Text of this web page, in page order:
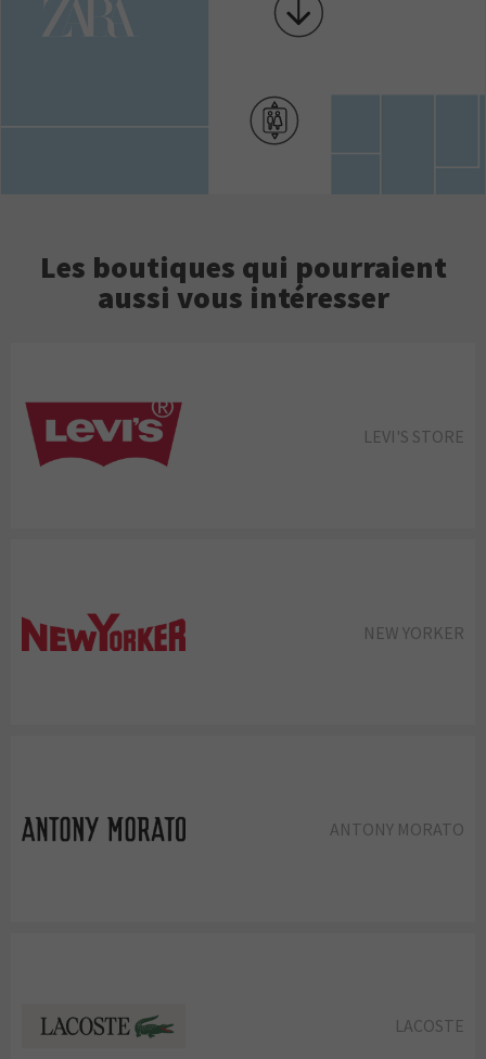
Les boutiques qui pourraient
aussi vous intéresser
LEVI'S STORE
NEW YORKER
ANTONY MORATO
LACOSTE